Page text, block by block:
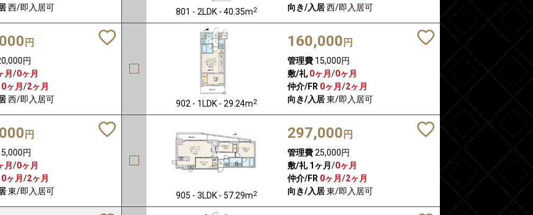
西/即入居可 801 - 2LDK - 40.35m2
向き/入居西/即入居可
円
円
月/0ヶ月
0ヶ月/2ヶ月
西/即入居可 902 - 1LDK - 29.24m2
160,000 円
管理費15,000円
敷/礼 0ヶ月/0ヶ月
仲介/FR 0ヶ月/2ヶ月
向き/入居東/即入居可
円
円
月/0ヶ月
0ヶ月/2ヶ月
東/即入居可 905 - 3LDK - 57.29m2
297,000 円
管理費25,000円
敷/礼 1ヶ月/0ヶ月
仲介/FR 0ヶ月/2ヶ月
向き/入居東/即入居可